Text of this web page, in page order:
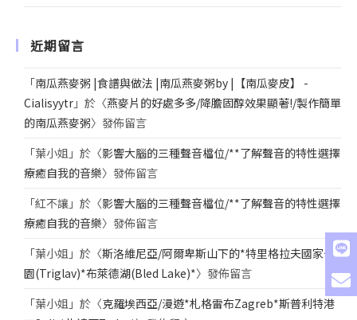
近期留言
「南瓜燕麥粥 |食譜與做法 |南瓜燕麥粥by |【南瓜麥皮】 -
Cialisyytr 」於〈燕麥片的好處多多/降膽固醇效果顯著!/製作簡單
的南瓜燕麥粥〉發佈留言
「葉小姐 」於〈影響大腦的三種聲音檔位/**了解聲音的特性選擇
療癒自我的音樂〉發佈留言
「紅不讓 」於〈影響大腦的三種聲音檔位/**了解聲音的特性選擇
療癒自我的音樂〉發佈留言
「葉小姐 」於〈斯洛維尼亞/阿爾卑斯山下的*特里格拉夫國家公
園(Triglav)*布萊德湖(Bled Lake)*〉發佈留言
「葉小姐 」於〈克羅埃西亞/漫遊*札格雷布Zagreb*斯普利特港